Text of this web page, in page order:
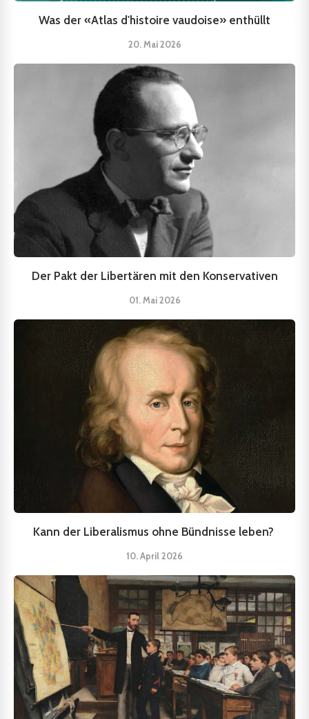
Was der «Atlas d'histoire vaudoise» enthüllt
20. Mai 2026
Der Pakt der Libertären mit den Konservativen
01. Mai 2026
Kann der Liberalismus ohne Bündnisse leben?
10. April 2026